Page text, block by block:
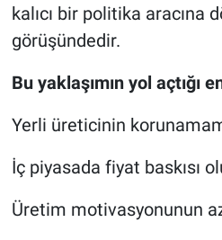
kalıcı bir politika aracına
görüşündedir.
Bu yaklaşımın yol açtığı
Yerli üreticinin
İç piyasada fiyat baskısı
Üretim motivasyonunun